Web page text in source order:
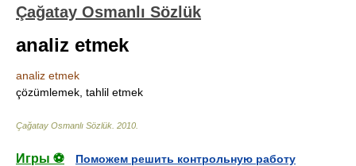
Çağatay Osmanlı Sözlük
analiz etmek
analiz etmek
çözümlemek, tahlil etmek
Çağatay Osmanlı Sözlük 2010
Игры ⚽
Поможем решить контрольную работу